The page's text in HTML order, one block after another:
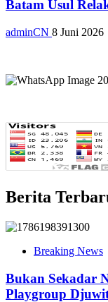
Batam Usul
adminCN 8 Juni 2026
Berita
Breaking News
Bukan Sekadar
Playgroup